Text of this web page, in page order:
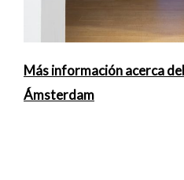
Más información acerca
Ámsterdam